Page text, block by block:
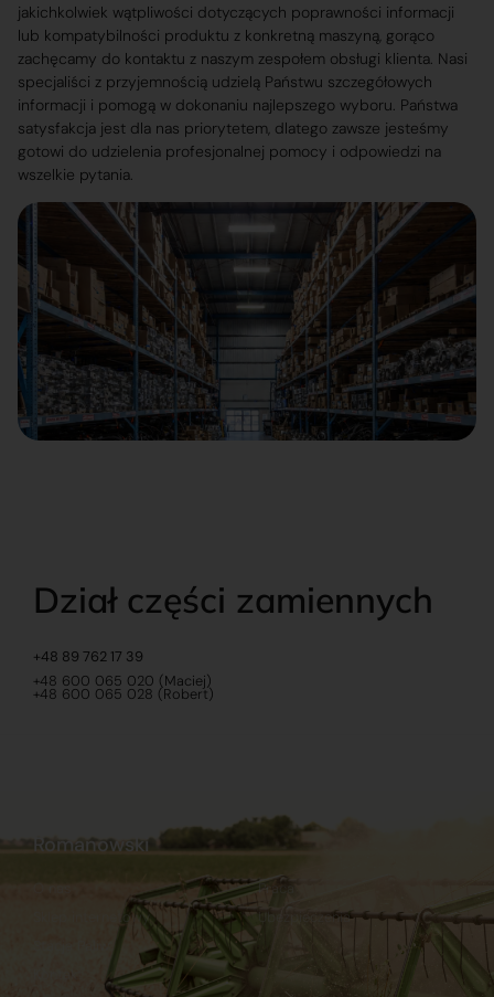
jakichkolwiek wątpliwości dotyczących poprawności informacji
lub kompatybilności produktu z konkretną maszyną, gorąco
zachęcamy do kontaktu z naszym zespołem obsługi klienta. Nasi
specjaliści z przyjemnością udzielą Państwu szczegółowych
informacji i pomogą w dokonaniu najlepszego wyboru. Państwa
satysfakcja jest dla nas priorytetem, dlatego zawsze jesteśmy
gotowi do udzielenia profesjonalnej pomocy i odpowiedzi na
wszelkie pytania.
Dział części zamiennych
+48 89 762 17 39
+48 600 065 020 (Maciej)
+48 600 065 028 (Robert)
Romanowski
Sklep internetowy
Praca
Ubezpieczenia